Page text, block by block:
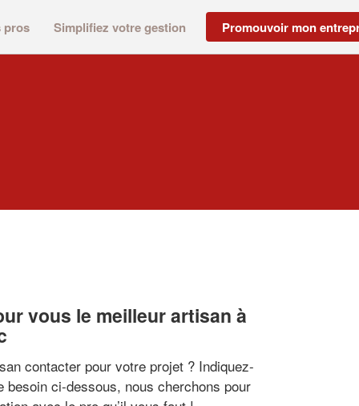
pros Simplifiez votre gestion Promouvoir mon
vous le meilleur artisan à
contacter pour votre projet ? Indiquez-
besoin ci-dessous, nous cherchons pour